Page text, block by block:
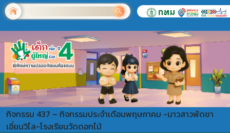
กิจกรรม 437 – กิจกรรมประจำเดือนพฤษภาคม -นาวสาวพัดชา
เอี่ยนวิไล-โรงเรียนวัดดอกไม้